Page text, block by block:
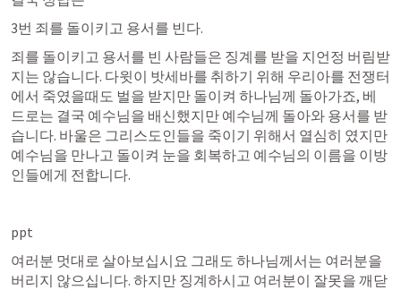
3번 죄를 돌이키고 용서를 빈다.
죄를 돌이키고 용서를 빈 사람들은 징계를 받을 지언정 버림받
지는 않습니다. 다윗이 밧세바를 취하기 위해 우리아를 전쟁터
에서 죽였을때도 벌을 받지만 돌이켜 하나님께 돌아가죠, 베
드로는 결국 예수님을 배신했지만 예수님께 돌아와 용서를 받
습니다. 바울은 그리스도인들을 죽이기 위해서 열심히 였지만
예수님을 만나고 돌이켜 눈을 회복하고 예수님의 이름을 이방
인들에게 전합니다.
ppt
여러분 멋대로 살아보십시요 그래도 하나님께서는 여러분을
버리지 않으십니다. 하지만 징계하시고 여러분이 잘못을 깨닫